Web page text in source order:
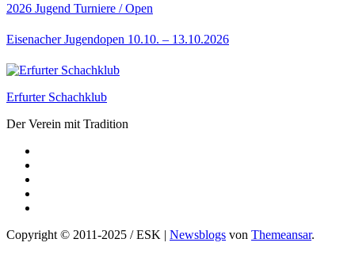
2026 Jugend Turniere / Open
Eisenacher Jugendopen 10.10. – 13.10.2026
Erfurter Schachklub
Der Verein mit Tradition
Copyright © 2011-2025 / ESK Newsblogs von Themeansar.